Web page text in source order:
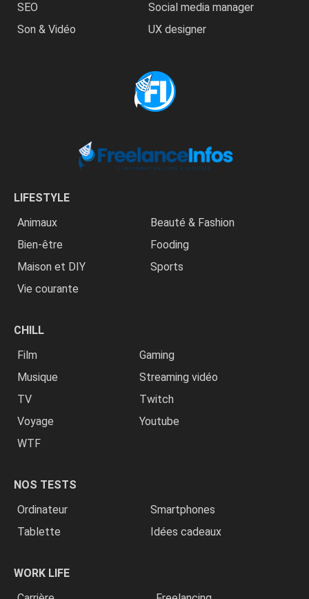
SEO
Social media manager
Son & Vidéo
UX designer
LIFESTYLE
Animaux
Beauté & Fashion
Bien-être
Fooding
Maison et DIY
Sports
Vie courante
CHILL
Film
Gaming
Musique
Streaming vidéo
TV
Twitch
Voyage
Youtube
WTF
NOS TESTS
Ordinateur
Smartphones
Tablette
Idées cadeaux
WORK LIFE